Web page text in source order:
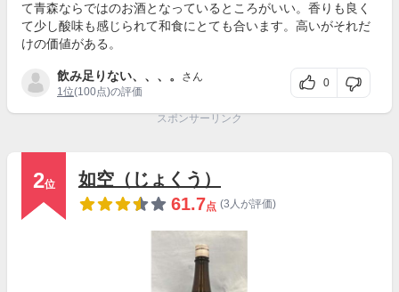
て青森ならではのお酒となっているところがいい。香りも良く
て少し酸味も感じられて和食にとても合います。高いがそれだ
けの価値がある。
飲み足りない、、、。
さん
1位(100点)の評価
0
スポンサーリンク
2位
如空（じょくう）
61.7点 (3人が評価)